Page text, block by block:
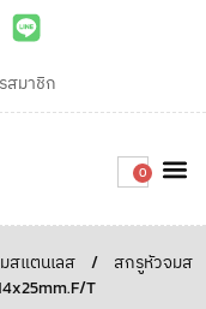
สมาชิก
0
สแตนเลส /
สกรูหัวจมส
T